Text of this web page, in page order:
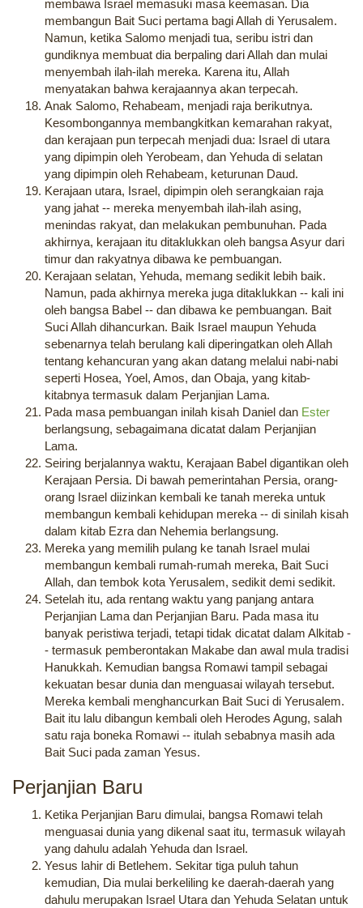
membawa Israel memasuki masa keemasan. Dia
membangun Bait Suci pertama bagi Allah di Yerusalem.
Namun, ketika Salomo menjadi tua, seribu istri dan
gundiknya membuat dia berpaling dari Allah dan mulai
menyembah ilah-ilah mereka. Karena itu, Allah
menyatakan bahwa kerajaannya akan terpecah.
Anak Salomo, Rehabeam, menjadi raja berikutnya.
Kesombongannya membangkitkan kemarahan rakyat,
dan kerajaan pun terpecah menjadi dua: Israel di utara
yang dipimpin oleh Yerobeam, dan Yehuda di selatan
yang dipimpin oleh Rehabeam, keturunan Daud.
Kerajaan utara, Israel, dipimpin oleh serangkaian raja
yang jahat -- mereka menyembah ilah-ilah asing,
menindas rakyat, dan melakukan pembunuhan. Pada
akhirnya, kerajaan itu ditaklukkan oleh bangsa Asyur dari
timur dan rakyatnya dibawa ke pembuangan.
Kerajaan selatan, Yehuda, memang sedikit lebih baik.
Namun, pada akhirnya mereka juga ditaklukkan -- kali ini
oleh bangsa Babel -- dan dibawa ke pembuangan. Bait
Suci Allah dihancurkan. Baik Israel maupun Yehuda
sebenarnya telah berulang kali diperingatkan oleh Allah
tentang kehancuran yang akan datang melalui nabi-nabi
seperti Hosea, Yoel, Amos, dan Obaja, yang kitab-
kitabnya termasuk dalam Perjanjian Lama.
Pada masa pembuangan inilah kisah Daniel dan Ester
berlangsung, sebagaimana dicatat dalam Perjanjian
Lama.
Seiring berjalannya waktu, Kerajaan Babel digantikan oleh
Kerajaan Persia. Di bawah pemerintahan Persia, orang-
orang Israel diizinkan kembali ke tanah mereka untuk
membangun kembali kehidupan mereka -- di sinilah kisah
dalam kitab Ezra dan Nehemia berlangsung.
Mereka yang memilih pulang ke tanah Israel mulai
membangun kembali rumah-rumah mereka, Bait Suci
Allah, dan tembok kota Yerusalem, sedikit demi sedikit.
Setelah itu, ada rentang waktu yang panjang antara
Perjanjian Lama dan Perjanjian Baru. Pada masa itu
banyak peristiwa terjadi, tetapi tidak dicatat dalam Alkitab -
- termasuk pemberontakan Makabe dan awal mula tradisi
Hanukkah. Kemudian bangsa Romawi tampil sebagai
kekuatan besar dunia dan menguasai wilayah tersebut.
Mereka kembali menghancurkan Bait Suci di Yerusalem.
Bait itu lalu dibangun kembali oleh Herodes Agung, salah
satu raja boneka Romawi -- itulah sebabnya masih ada
Bait Suci pada zaman Yesus.
Perjanjian Baru
Ketika Perjanjian Baru dimulai, bangsa Romawi telah
menguasai dunia yang dikenal saat itu, termasuk wilayah
yang dahulu adalah Yehuda dan Israel.
Yesus lahir di Betlehem. Sekitar tiga puluh tahun
kemudian, Dia mulai berkeliling ke daerah-daerah yang
dahulu merupakan Israel Utara dan Yehuda Selatan untuk